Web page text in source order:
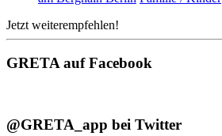
Jetzt weiterempfehlen!
GRETA auf Facebook
@GRETA_app bei Twitter